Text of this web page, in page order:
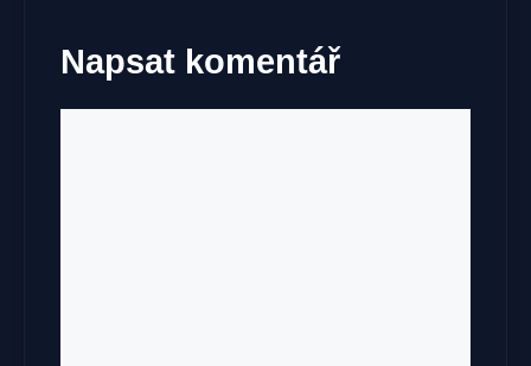
Napsat komentář